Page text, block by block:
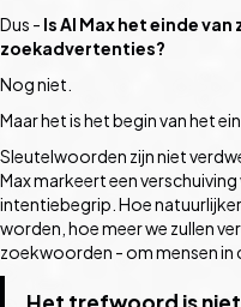
Dus - Is AI Max het einde
zoekadvertenties?
Nog niet.
Maar het is het begin van het
Sleutelwoorden zijn niet
Max markeert een
intentiebegrip. Hoe
worden, hoe meer we zullen
zoekwoorden - om mensen